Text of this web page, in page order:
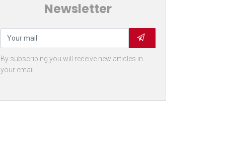
Newsletter
By subscribing you will receive new articles in
your email.